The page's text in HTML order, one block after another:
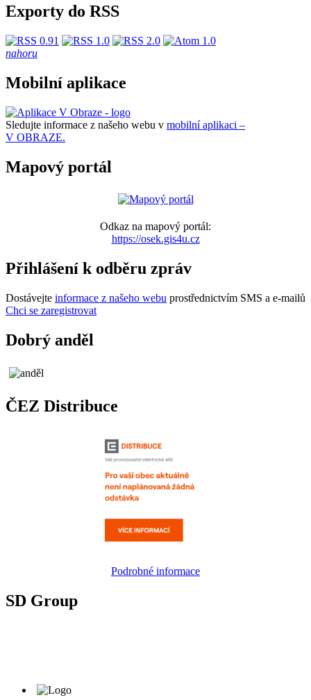
Exporty do RSS
nahoru
Mobilní aplikace
Sledujte informace z našeho webu v mobilní aplikaci –
V OBRAZE.
Mapový portál
Odkaz na mapový portál:
https://osek.gis4u.cz
Přihlášení k odběru zpráv
Dostávejte informace z našeho webu prostřednictvím SMS a e-mailů
Chci se zaregistrovat
Dobrý anděl
ČEZ Distribuce
Podrobné informace
SD Group